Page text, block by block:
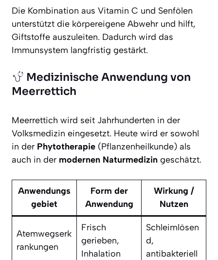
Die Kombination aus Vitamin C und Senfölen
unterstützt die körpereigene Abwehr und hilft,
Giftstoffe auszuleiten. Dadurch wird das
Immunsystem langfristig gestärkt.
Medizinische Anwendung von
Meerrettich
Meerrettich wird seit Jahrhunderten in der
Volksmedizin eingesetzt. Heute wird er sowohl
in der Phytotherapie (Pflanzenheilkunde) als
auch in der modernen Naturmedizin geschätzt.
Anwendungs
gebiet
Form der
Anwendung
Wirkung /
Nutzen
Atemwegserk
rankungen
Frisch
gerieben,
Inhalation
Schleimlösen
d,
antibakteriell